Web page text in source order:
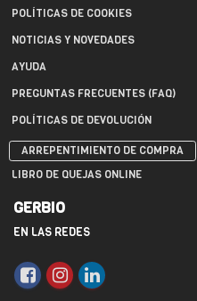
POLÍTICAS DE COOKIES
NOTICIAS Y NOVEDADES
AYUDA
PREGUNTAS FRECUENTES (FAQ)
POLÍTICAS DE DEVOLUCIÓN
ARREPENTIMIENTO DE COMPRA
LIBRO DE QUEJAS ONLINE
GERBIO
EN LAS REDES